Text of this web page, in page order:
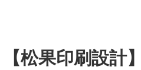
【松果印刷設計